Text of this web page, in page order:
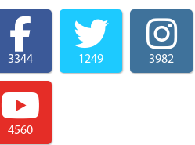
3344 1249 3982
4560